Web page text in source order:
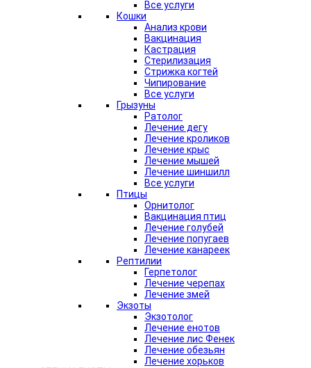
Все услуги
Кошки
Анализ крови
Вакцинация
Кастрация
Стерилизация
Стрижка когтей
Чипирование
Все услуги
Грызуны
Ратолог
Лечение дегу
Лечение кроликов
Лечение крыс
Лечение мышей
Лечение шиншилл
Все услуги
Птицы
Орнитолог
Вакцинация птиц
Лечение голубей
Лечение попугаев
Лечение канареек
Рептилии
Герпетолог
Лечение черепах
Лечение змей
Экзоты
Экзотолог
Лечение енотов
Лечение лис Фенек
Лечение обезьян
Лечение хорьков